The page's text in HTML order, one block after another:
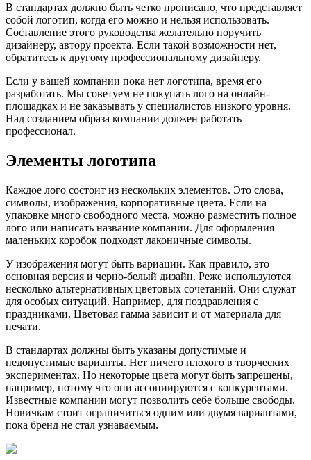
В стандартах должно быть четко прописано, что представляет
собой логотип, когда его можно и нельзя использовать.
Составление этого руководства желательно поручить
дизайнеру, автору проекта. Если такой возможности нет,
обратитесь к другому профессиональному дизайнеру.
Если у вашей компании пока нет логотипа, время его
разработать. Мы советуем не покупать лого на онлайн-
площадках и не заказывать у специалистов низкого уровня.
Над созданием образа компании должен работать
профессионал.
Элементы логотипа
Каждое лого состоит из нескольких элементов. Это слова,
символы, изображения, корпоративные цвета. Если на
упаковке много свободного места, можно разместить полное
лого или написать название компании. Для оформления
маленьких коробок подходят лаконичные символы.
У изображения могут быть вариации. Как правило, это
основная версия и черно-белый дизайн. Реже используются
несколько альтернативных цветовых сочетаний. Они служат
для особых ситуаций. Например, для поздравления с
праздниками. Цветовая гамма зависит и от материала для
печати.
В стандартах должны быть указаны допустимые и
недопустимые варианты. Нет ничего плохого в творческих
экспериментах. Но некоторые цвета могут быть запрещены,
например, потому что они ассоциируются с конкурентами.
Известные компании могут позволить себе больше свободы.
Новичкам стоит ограничиться одним или двумя вариантами,
пока бренд не стал узнаваемым.